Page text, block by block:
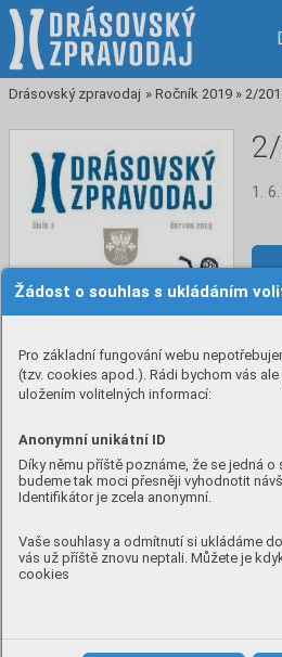
Žádost o souhlas s ukládáním
Pro základní fungování webu
(tzv. cookies apod.). Rádi bychom vás
uložením volitelných informací:
Anonymní unikátní ID
Díky němu příště poznáme, že se jedná o
budeme tak moci přesněji vyhodnotit
Identifikátor je zcela anonymní.
Vaše souhlasy a odmítnutí si ukládáme
vás už příště znovu neptali. Můžete je
cookies
Drásovský zpravodaj » Ročník 2019 » 2/
1.
Obsah